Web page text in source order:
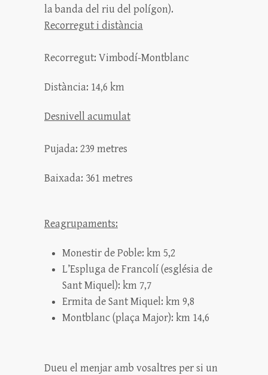
la banda del riu del polígon).
Recorregut i distància
Recorregut: Vimbodí-Montblanc
Distància: 14,6 km
Desnivell acumulat
Pujada: 239 metres
Baixada: 361 metres
Reagrupaments:
Monestir de Poble: km 5,2
L’Espluga de Francolí (església de
Sant Miquel): km 7,7
Ermita de Sant Miquel: km 9,8
Montblanc (plaça Major): km 14,6
Dueu el menjar amb vosaltres per si un